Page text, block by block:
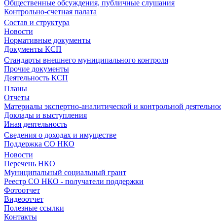
Общественные обсуждения, публичные слушания
Контрольно-счетная палата
Состав и структура
Новости
Нормативные документы
Документы КСП
Стандарты внешнего муниципального контроля
Прочие документы
Деятельность КСП
Планы
Отчеты
Материалы экспертно-аналитической и контрольной
Доклады и выступления
Иная деятельность
Сведения о доходах и имуществе
Поддержка СО НКО
Новости
Перечень НКО
Муниципальный социальный грант
Реестр СО НКО - получатели поддержки
Фотоотчет
Видеоотчет
Полезные ссылки
Контакты